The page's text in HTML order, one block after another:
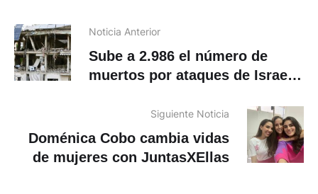
Noticia Anterior
Sube a 2.986 el número de
muertos por ataques de Israel
Siguiente Noticia
Doménica Cobo cambia vidas
de mujeres con JuntasXEllas